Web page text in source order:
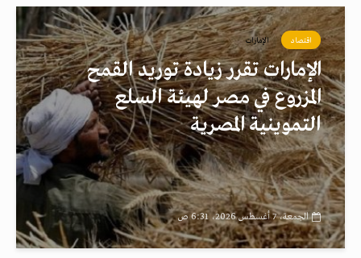
اقتصاد الإمارات
الإمارات تقرر زيادة توريد القمح
المزروع في مصر لهيئة السلع
التموينية المصرية
الجمعة، 7 أغسطس 2026، 6:31 ص